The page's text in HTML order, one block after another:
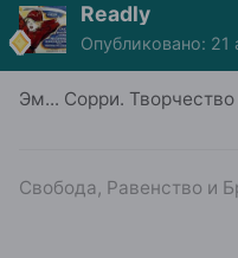
Readly
Опубликовано: 21
Эм... Сорри.
Свобода, Равенство и